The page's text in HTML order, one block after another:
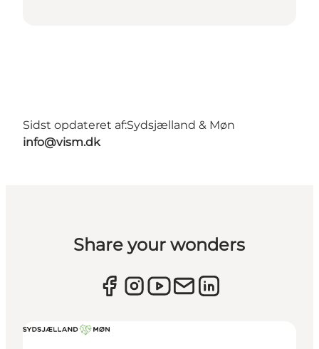
Sidst opdateret af:Sydsjælland & Møn
info@vism.dk
Share your wonders